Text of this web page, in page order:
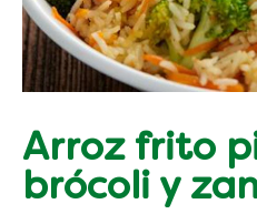
Arroz frito
brócoli y